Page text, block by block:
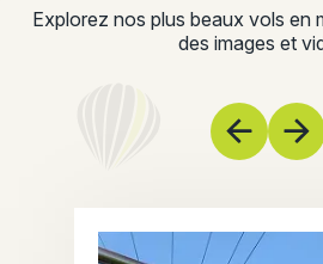
Explorez nos plus beaux vols en
des images et